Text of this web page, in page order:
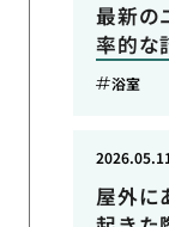
最新の
率的な
浴室
屋外に